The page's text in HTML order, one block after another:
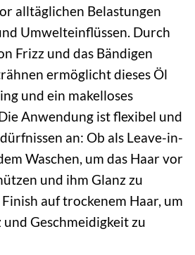
alltäglichen Belastungen
Umwelteinflüssen. Durch
Frizz und das Bändigen
ermöglicht dieses Öl
und ein makelloses
Anwendung ist flexibel und
an: Ob als Leave-in-
Waschen, um das Haar vor
und ihm Glanz zu
auf trockenem Haar, um
Geschmeidigkeit zu